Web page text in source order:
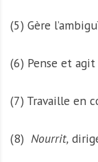
(5) Gère
(6) Pense et
(7) Travaille en
(8) Nourrit,